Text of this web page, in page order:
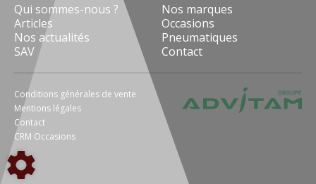
Qui sommes-nous ?
Nos marques
Articles
Occasions
Nos actualités
Pneumatiques
SAV
Contact
Conditions générales de vente
Mentions légales
Contact
CRM Occasions